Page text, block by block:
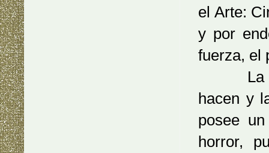
el Arte:
y por
fuerza, el
La
hacen y
posee
horror,